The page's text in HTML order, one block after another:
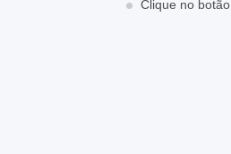
Clique no